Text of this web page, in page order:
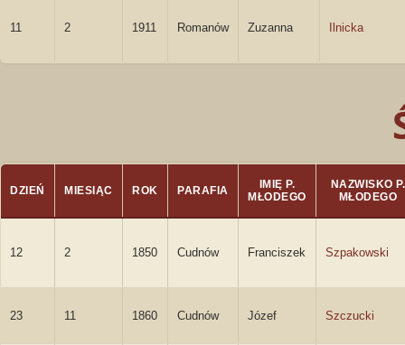
11 2 1911 Romanów Zuzanna Ilnicka
DZIEŃ MIESIĄC ROK PARAFIA
IMIĘ P.
MŁODEGO
NAZWISKO P.
MŁODEGO
12 2 1850 Cudnów Franciszek Szpakowski
23 11 1860 Cudnów Józef Szczucki